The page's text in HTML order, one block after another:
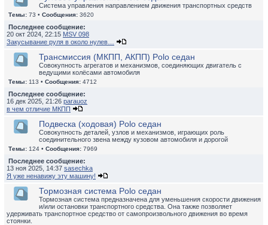
Система управления направлением движения транспортных средств
Темы: 73 • Сообщения: 3620
Последнее сообщение:
20 окт 2024, 22:15 MSV 098
Закусывание руля в около нулев…
Трансмиссия (МКПП, АКПП) Polo седан
Совокупность агрегатов и механизмов, соединяющих двигатель с
ведущими колёсами автомобиля
Темы: 113 • Сообщения: 4712
Последнее сообщение:
16 дек 2025, 21:26 parauoz
в чем отличие МКПП
Подвеска (ходовая) Polo седан
Совокупность деталей, узлов и механизмов, играющих роль
соединительного звена между кузовом автомобиля и дорогой
Темы: 124 • Сообщения: 7969
Последнее сообщение:
13 ноя 2025, 14:37 sasechka
Я уже ненавижу эту машину!
Тормозная система Polo седан
Тормозная система предназначена для уменьшения скорости движения
и/или остановки транспортного средства. Она также позволяет
удерживать транспортное средство от самопроизвольного движения во время
стоянки.